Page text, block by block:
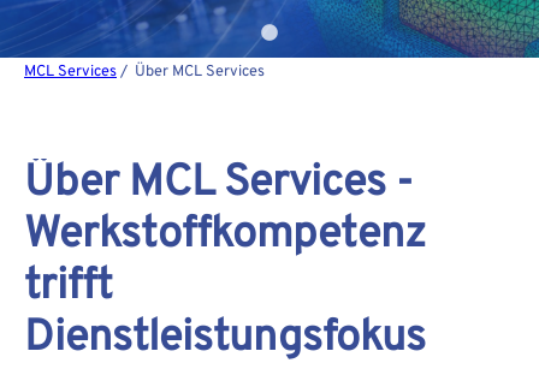
MCL Services/ Über MCL Services
Über MCL Services -
Werkstoffkompetenz
trifft
Dienstleistungsfokus